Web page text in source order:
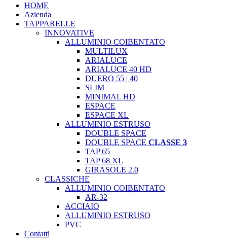
HOME
Azienda
TAPPARELLE
INNOVATIVE
ALLUMINIO COIBENTATO
MULTILUX
ARIALUCE
ARIALUCE 40 HD
DUERO 55 | 40
SLIM
MINIMAL HD
ESPACE
ESPACE XL
ALLUMINIO ESTRUSO
DOUBLE SPACE
DOUBLE SPACE CLASSE 3
TAP 65
TAP 68 XL
GIRASOLE 2.0
CLASSICHE
ALLUMINIO COIBENTATO
AR-32
ACCIAIO
ALLUMINIO ESTRUSO
PVC
Contatti